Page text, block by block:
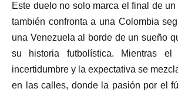
Este duelo no solo marca el final de
también confronta a una Colombia
una Venezuela al borde de un sueño
su historia futbolística. Mientras
incertidumbre y la expectativa se
en las calles, donde la pasión por el